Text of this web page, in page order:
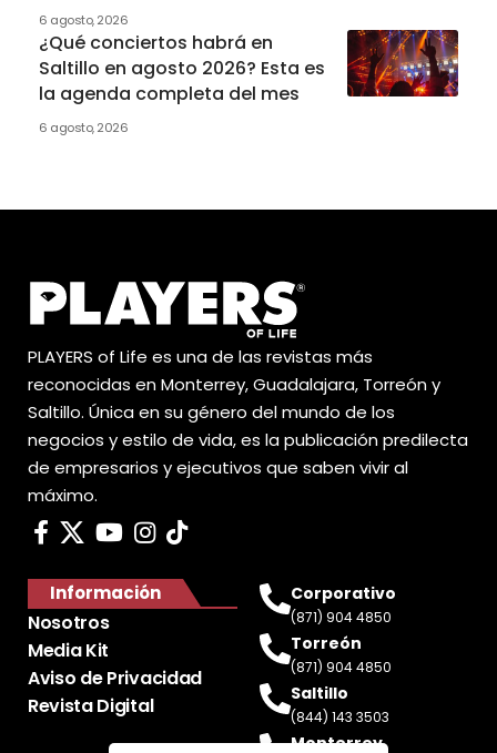
6 agosto, 2026
¿Qué conciertos habrá en
Saltillo en agosto 2026? Esta es
la agenda completa del mes
6 agosto, 2026
PLAYERS of Life es una de las revistas más
reconocidas en Monterrey, Guadalajara, Torreón y
Saltillo. Única en su género del mundo de los
negocios y estilo de vida, es la publicación predilecta
de empresarios y ejecutivos que saben vivir al
máximo.
Información
Nosotros
Media Kit
Aviso de Privacidad
Revista Digital
Corporativo
(871) 904 4850
Torreón
(871) 904 4850
Saltillo
(844) 143 3503
Monterrey